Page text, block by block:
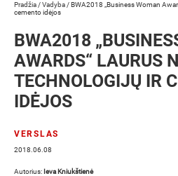
Pradžia /Vadyba /BWA2018 „Business Woman
cemento idėjos
BWA2018
AWARDS“ LAURUS
TECHNOLOGIJŲ IR
IDĖJOS
VERSLAS
2018.06.08
Autorius: Ieva Kniukštienė